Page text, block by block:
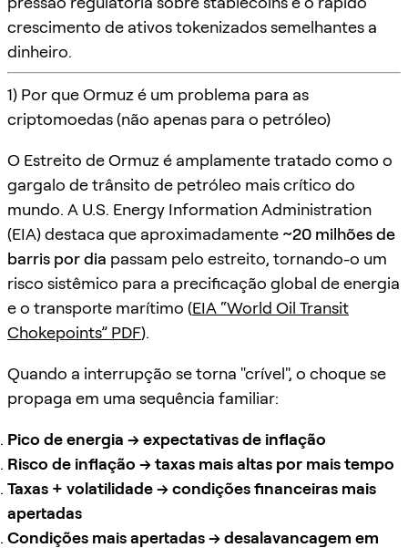
crescimento de ativos tokenizados semelhantes a
dinheiro.
1) Por que Ormuz é um problema para as
criptomoedas (não apenas para o petróleo)
O Estreito de Ormuz é amplamente tratado como o
gargalo de trânsito de petróleo mais crítico do
mundo. A U.S. Energy Information Administration
(EIA) destaca que aproximadamente ~20 milhões de
barris por dia passam pelo estreito, tornando-o um
risco sistêmico para a precificação global de energia
e o transporte marítimo (EIA “World Oil Transit
Chokepoints” PDF).
Quando a interrupção se torna "crível", o choque se
propaga em uma sequência familiar:
Pico de energia → expectativas de inflação
Risco de inflação → taxas mais altas por mais tempo
Taxas + volatilidade → condições financeiras mais
apertadas
Condições mais apertadas → desalavancagem em